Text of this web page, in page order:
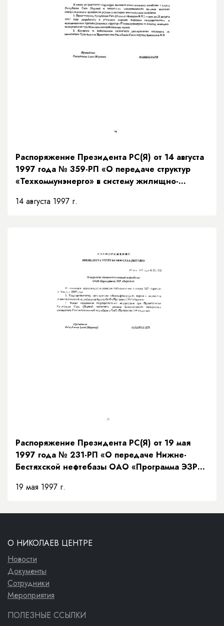
Распоряжение Президента РС(Я) от 14 августа
1997 года № 359-РП «О передаче структур
«Техкоммунэнерго» в систему жилищно-
14 августа 1997 г.
Распоряжение Президента РС(Я) от 19 мая
1997 года № 231-РП «О передаче Нижне-
Бестяхской нефтебазы ОАО «Программа ЭЗР
19 мая 1997 г.
О НИКОЛАЕВ ЦЕНТРЕ
Новости
Документы
Сотрудники
Мероприятия
ПОЛЕЗНЫЕ ССЫЛКИ